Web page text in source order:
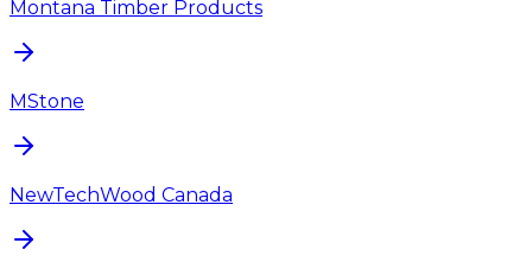
Montana Timber Products
MStone
NewTechWood Canada